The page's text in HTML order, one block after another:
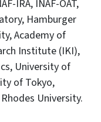
IRA, INAF-OAT,
Hamburger
Academy of
Institute (IKI),
University of
of Tokyo,
University.